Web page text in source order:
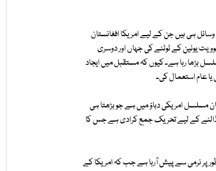
ہی ہیں جن کے لیے امریکا افغانستان
یونین کے ٹوٹنے کی جہاں اور دوسری
بڑھا رہا ہے۔ کیوں کہ مستقبل میں ایجاد
یا عام استعمال کی۔
مسلسل امریکی دباؤ میں ہے جو بڑھتا ہی
ڈالنے کے لیے تحریک جمع کرادی ہے جس کا
پر نرمی سے پیش آرہا ہے جب کہ امریکا کے